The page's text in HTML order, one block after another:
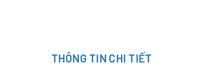
THÔNG TIN CHI TIẾT